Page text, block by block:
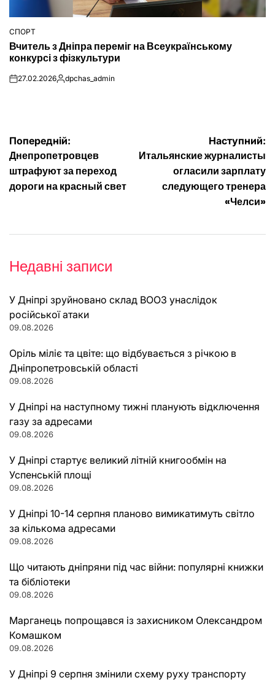
ОПУБЛІКУВАТИ
У
СПОРТ
Вчитель з Дніпра переміг на Всеукраїнському
конкурсі з фізкультури
on27.02.2026Опубліковано
dpchas_admin
Навігація
записів
Попередній:
Днепропетровцев
штрафуют за переход
дороги на красный свет
Наступний:
Итальянские журналисты
огласили зарплату
следующего тренера
«Челси»
Недавні записи
У Дніпрі зруйновано склад ВООЗ унаслідок
російської атаки
09.08.2026
Оріль міліє та цвіте: що відбувається з річкою в
Дніпропетровській області
09.08.2026
У Дніпрі на наступному тижні планують відключення
газу за адресами
09.08.2026
У Дніпрі стартує великий літній книгообмін на
Успенській площі
09.08.2026
У Дніпрі 10-14 серпня планово вимикатимуть світло
за кількома адресами
09.08.2026
Що читають дніпряни під час війни: популярні книжки
та бібліотеки
09.08.2026
Марганець попрощався із захисником Олександром
Комашком
09.08.2026
У Дніпрі 9 серпня змінили схему руху транспорту